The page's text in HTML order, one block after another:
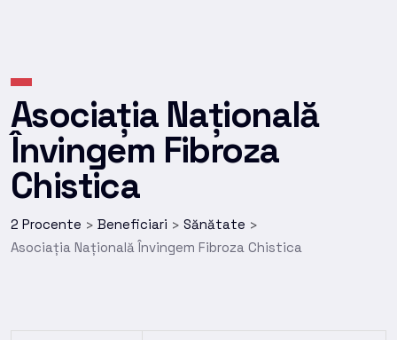
Asociația Națională
Învingem Fibroza
Chistica
2 Procente > Beneficiari > Sănătate >
Asociația Națională Învingem Fibroza Chistica